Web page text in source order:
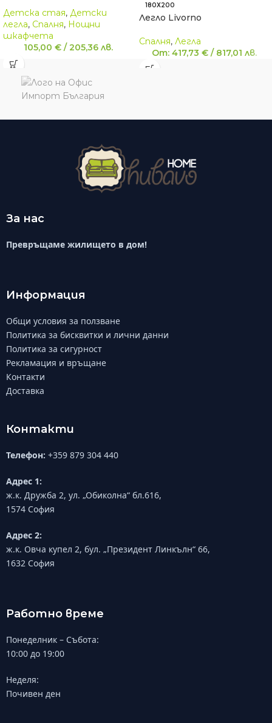
Детскa стая, Детски
легла, Спалня, Нощни
шкафчета
105,00 € / 205,36 лв.
180Х200
Легло Livorno
Спалня, Легла
От: 417,73 € / 817,01 лв.
За нас
Превръщаме жилището в дом!
Информация
Общи условия за ползване
Политика за бисквитки и лични данни
Политика за сигурност
Рекламация и връщане
Контакти
Доставка
Контакти
Телефон: +359 879 304 440
Адрес 1:
ж.к. Дружба 2, ул. „Обиколна“ бл.616,
1574 София
Адрес 2:
ж.к. Овча купел 2, бул. „Президент Линкълн“ 66,
1632 София
Работно време
Понеделник – Събота:
10:00 до 19:00
Неделя:
Почивен ден